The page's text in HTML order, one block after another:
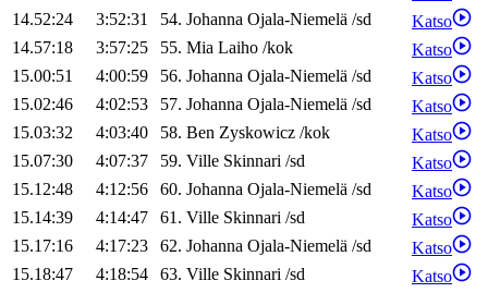
14.52:24
3:52:31 54. Johanna Ojala-Niemelä /sd
Katso
14.57:18
3:57:25 55. Mia Laiho /kok
Katso
15.00:51
4:00:59 56. Johanna Ojala-Niemelä /sd
Katso
15.02:46
4:02:53 57. Johanna Ojala-Niemelä /sd
Katso
15.03:32
4:03:40 58. Ben Zyskowicz /kok
Katso
15.07:30
4:07:37 59. Ville Skinnari /sd
Katso
15.12:48
4:12:56 60. Johanna Ojala-Niemelä /sd
Katso
15.14:39
4:14:47 61. Ville Skinnari /sd
Katso
15.17:16
4:17:23 62. Johanna Ojala-Niemelä /sd
Katso
15.18:47
4:18:54 63. Ville Skinnari /sd Katso